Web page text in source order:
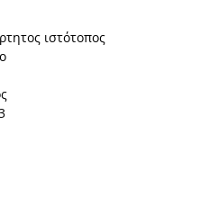
ιστότοπος